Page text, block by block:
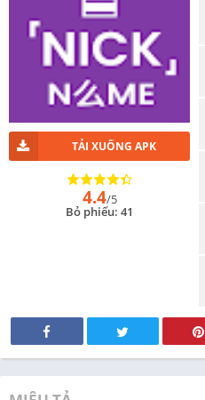
TẢI XUỐNG APK
4.4/5
Bỏ phiếu: 41